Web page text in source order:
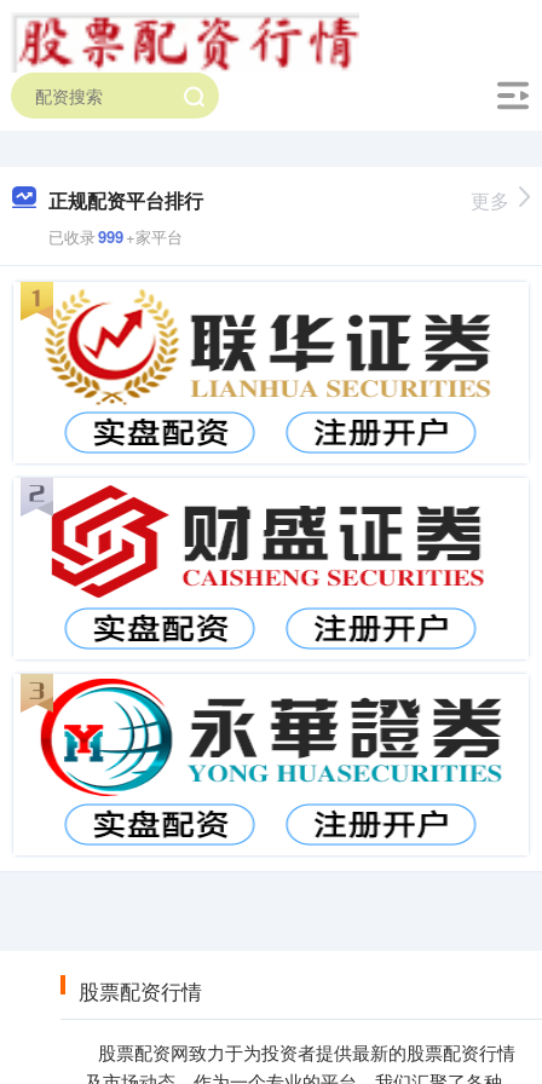
正规配资平台排行
已收录999+家平台
更多
股票配资行情
股票配资网致力于为投资者提供最新的股票配资行情